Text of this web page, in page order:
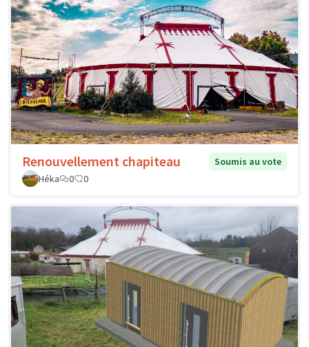
Renouvellement chapiteau
Soumis au vote
Héka
0 0